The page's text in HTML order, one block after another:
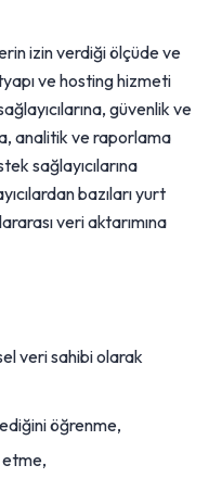
izin verdiği ölçüde ve
ve hosting hizmeti
güvenlik ve
analitik ve raporlama
sağlayıcılarına
bazıları yurt
veri aktarımına
veri sahibi olarak
öğrenme,
etme,